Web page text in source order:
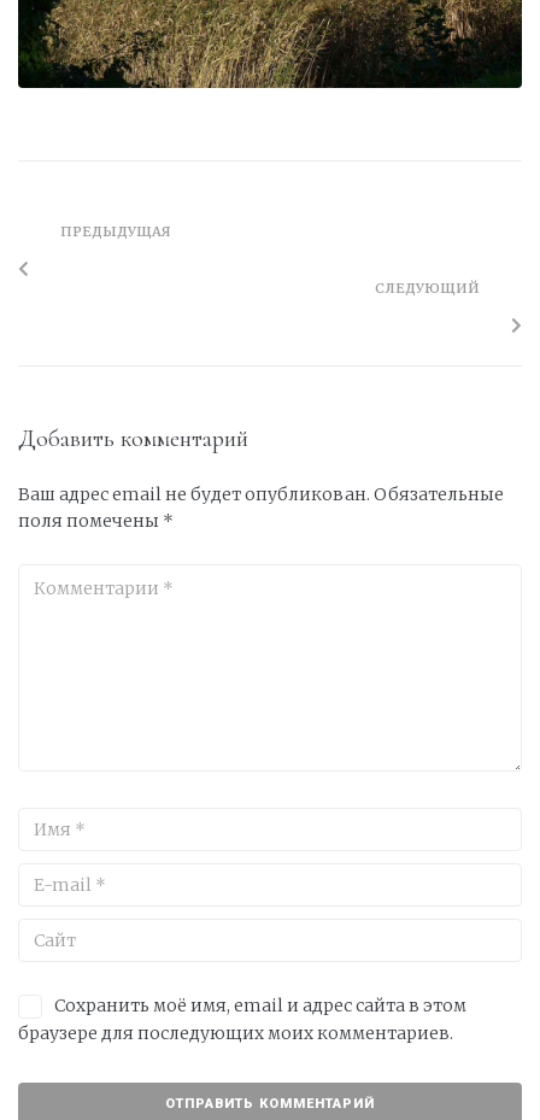
ПРЕДЫДУЩАЯ
СЛЕДУЮЩИЙ
Добавить комментарий
Ваш адрес email не будет опубликован. Обязательные
поля помечены *
Сохранить моё имя, email и адрес сайта в этом
браузере для последующих моих комментариев.